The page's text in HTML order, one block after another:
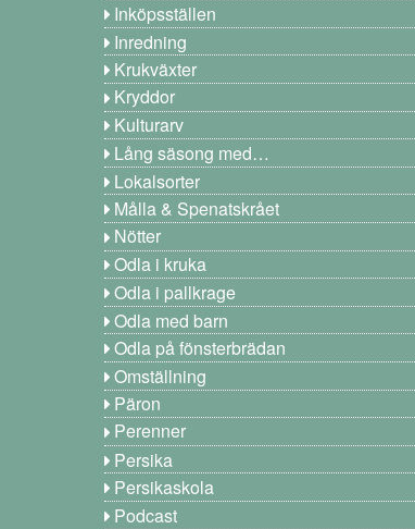
Inköpsställen
Inredning
Krukväxter
Kryddor
Kulturarv
Lång säsong med…
Lokalsorter
Målla & Spenatskrået
Nötter
Odla i kruka
Odla i pallkrage
Odla med barn
Odla på fönsterbrädan
Omställning
Päron
Perenner
Persika
Persikaskola
Podcast